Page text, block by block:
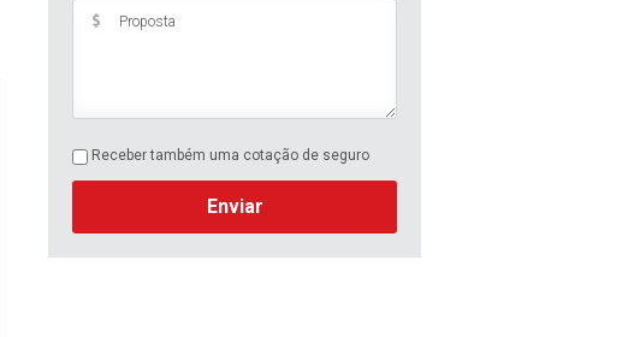
Receber também uma cotação de seguro
Enviar